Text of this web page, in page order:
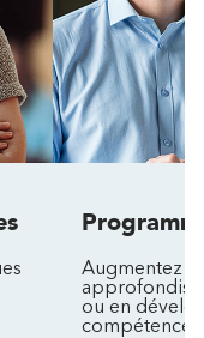
Augmentez
ou en